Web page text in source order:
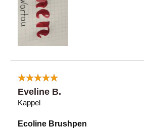
Eveline B.
Kappel
Ecoline Brushpen